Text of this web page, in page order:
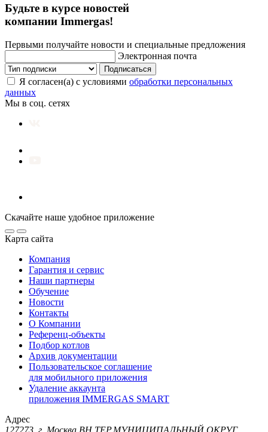
Будьте в курсе новостей
компании Immergas!
Первыми получайте новости и специальные предложения
Электронная почта
Подписаться
Я согласен(а) с условиями обработки персональных
данных
Мы в соц. сетях
Скачайте наше удобное приложение
Карта сайта
Компания
Гарантия и сервис
Наши партнеры
Обучение
Новости
Контакты
О Компании
Референц-объекты
Подбор котлов
Архив документации
Пользовательское соглашение
для мобильного приложения
Удаление аккаунта
приложения IMMERGAS SMART
Адрес
127273, г. Москва ВН.ТЕР.МУНИЦИПАЛЬНЫЙ ОКРУГ